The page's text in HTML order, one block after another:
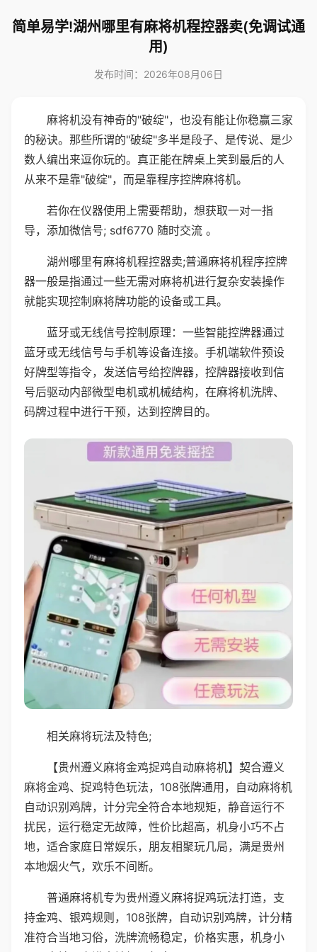
简单易学!湖州哪里有麻将机程控器卖(免调试通
用)
发布时间：2026年08月06日
麻将机没有神奇的"破绽"，也没有能让你稳赢三家
的秘诀。那些所谓的"破绽"多半是段子、是传说、是少
数人编出来逗你玩的。真正能在牌桌上笑到最后的人
从来不是靠"破绽"，而是靠程序控牌麻将机。
若你在仪器使用上需要帮助，想获取一对一指
导，添加微信号; sdf6770 随时交流 。
湖州哪里有麻将机程控器卖;普通麻将机程序控牌
器一般是指通过一些无需对麻将机进行复杂安装操作
就能实现控制麻将牌功能的设备或工具。
蓝牙或无线信号控制原理：一些智能控牌器通过
蓝牙或无线信号与手机等设备连接。手机端软件预设
好牌型等指令，发送信号给控牌器，控牌器接收到信
号后驱动内部微型电机或机械结构，在麻将机洗牌、
码牌过程中进行干预，达到控牌目的。
相关麻将玩法及特色;
【贵州遵义麻将金鸡捉鸡自动麻将机】契合遵义
麻将金鸡、捉鸡特色玩法，108张牌通用，自动麻将机
自动识别鸡牌，计分完全符合本地规矩，静音运行不
扰民，运行稳定无故障，性价比超高，机身小巧不占
地，适合家庭日常娱乐，朋友相聚玩几局，满是贵州
本地烟火气，欢乐不间断。
普通麻将机专为贵州遵义麻将捉鸡玩法打造，支
持金鸡、银鸡规则，108张牌，自动识别鸡牌，计分精
准符合当地习俗，洗牌流畅稳定，价格实惠，机身小